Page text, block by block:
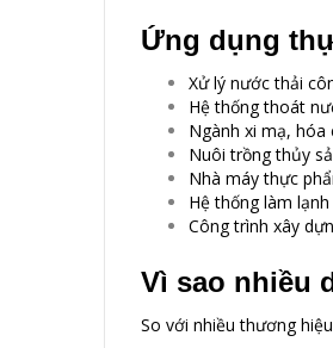
Ứng dụng
Xử lý nước thải
Hệ thống thoát
Ngành xi mạ, hóa
Nuôi trồng thủy
Nhà máy thực
Hệ thống làm
Công trình xây
Vì sao nhiều
So với nhiều thương